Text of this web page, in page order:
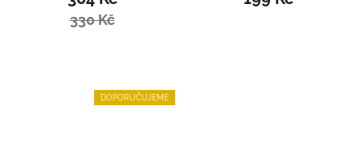
330 Kč
DOPORUČUJEME